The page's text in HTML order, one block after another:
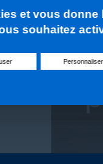
et vous donne
souhaitez
Personnaliser